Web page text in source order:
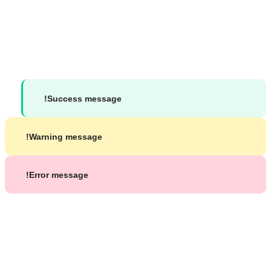
Success message!
Warning message!
Error message!